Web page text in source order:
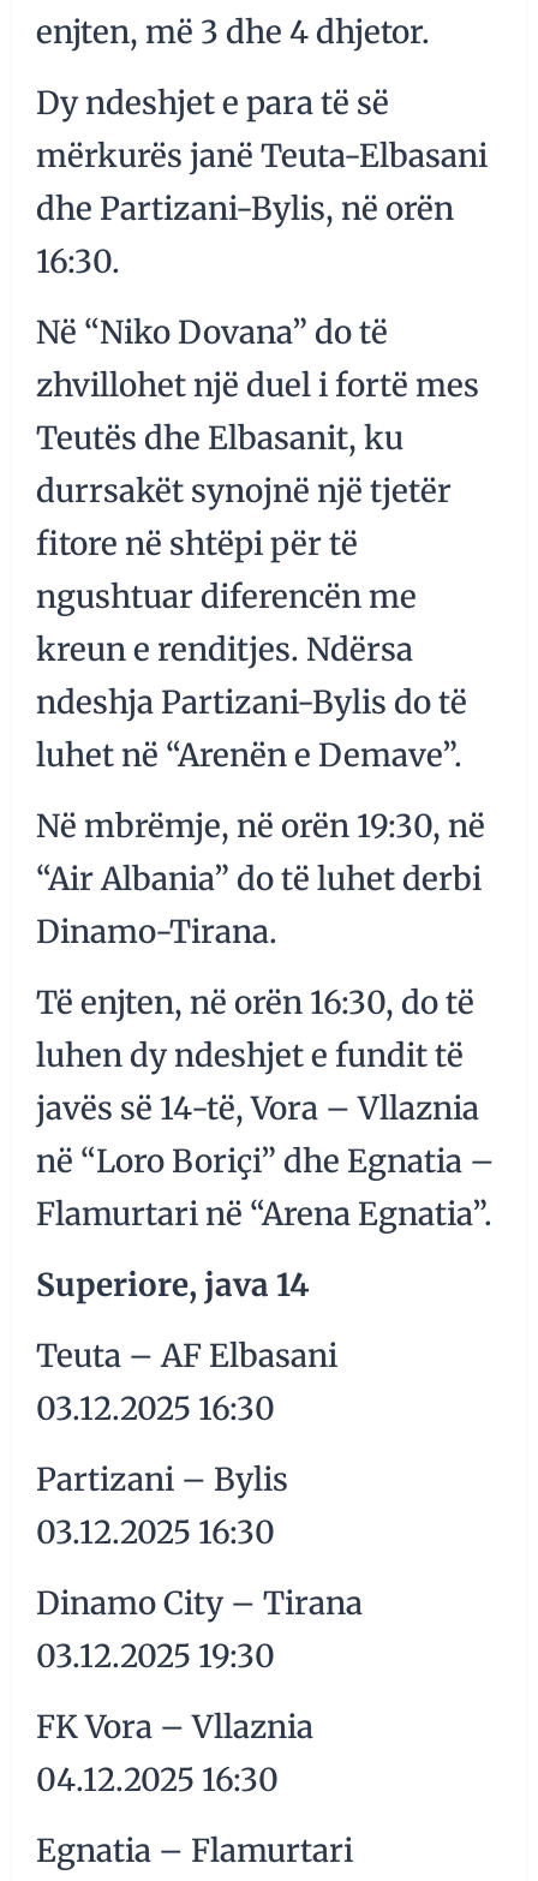
enjten, më 3 dhe 4 dhjetor.
Dy ndeshjet e para të së
mërkurës janë Teuta-Elbasani
dhe Partizani-Bylis, në orën
16:30.
Në “Niko Dovana” do të
zhvillohet një duel i fortë mes
Teutës dhe Elbasanit, ku
durrsakët synojnë një tjetër
fitore në shtëpi për të
ngushtuar diferencën me
kreun e renditjes. Ndërsa
ndeshja Partizani-Bylis do të
luhet në “Arenën e Demave”.
Në mbrëmje, në orën 19:30, në
“Air Albania” do të luhet derbi
Dinamo-Tirana.
Të enjten, në orën 16:30, do të
luhen dy ndeshjet e fundit të
javës së 14-të, Vora – Vllaznia
në “Loro Boriçi” dhe Egnatia –
Flamurtari në “Arena Egnatia”.
Superiore, java 14
Teuta – AF Elbasani
03.12.2025 16:30
Partizani – Bylis
03.12.2025 16:30
Dinamo City – Tirana
03.12.2025 19:30
FK Vora – Vllaznia
04.12.2025 16:30
Egnatia – Flamurtari